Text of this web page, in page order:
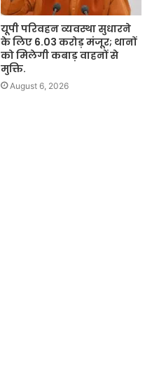
यूपी परिवहन व्यवस्था सुधारने
के लिए 6.03 करोड़ मंजूर; थानों
को मिलेगी कबाड़ वाहनों से
मुक्ति.
August 6, 2026